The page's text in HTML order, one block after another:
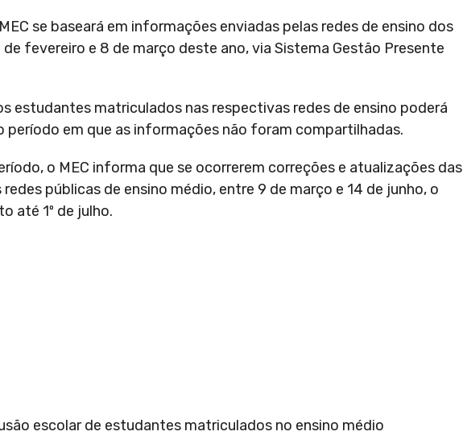
se baseará em informações enviadas pelas redes de ensino dos
fevereiro e 8 de março deste ano, via Sistema Gestão Presente
estudantes matriculados nas respectivas redes de ensino poderá
em que as informações não foram compartilhadas.
o MEC informa que se ocorrerem correções e atualizações das
públicas de ensino médio, entre 9 de março e 14 de junho, o
até 1º de julho.
escolar de estudantes matriculados no ensino médio